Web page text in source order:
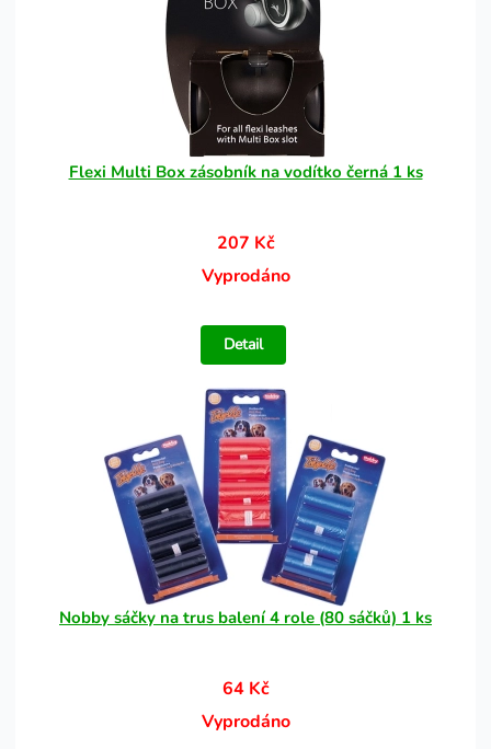
Flexi Multi Box zásobník na vodítko černá 1 ks
207 Kč
Vyprodáno
Detail
Nobby sáčky na trus balení 4 role (80 sáčků) 1 ks
64 Kč
Vyprodáno